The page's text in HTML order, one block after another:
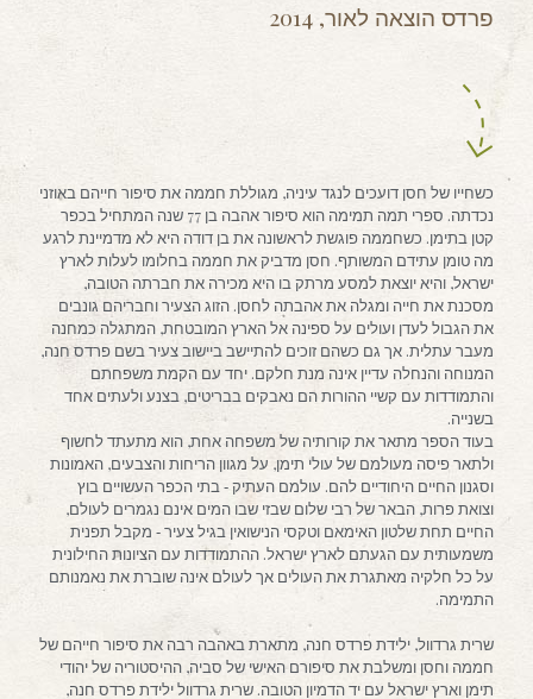
פרדס הוצאה לאור, 2014
כשחייו של חסן דועכים לנגד עיניה, מגוללת חממה את סיפור חייהם באוזני
נכדתה. ספרי תמה תמימה הוא סיפור אהבה בן 77 שנה המתחיל בכפר
קטן בתימן. כשחממה פוגשת לראשונה את בן דודה היא לא מדמיינת לרגע
מה טומן עתידם המשותף. חסן מדביק את חממה בחלומו לעלות לארץ
ישראל, והיא יוצאת למסע מרתק בו היא מכירה את חברתה הטובה,
מסכנת את חייה ומגלה את אהבתה לחסן. הזוג הצעיר וחבריהם גונבים
את הגבול לעדן ועולים על ספינה אל הארץ המובטחת, המתגלה כמחנה
מעבר עתלית. אך גם כשהם זוכים להתיישב ביישוב צעיר בשם פרדס חנה,
המנוחה והנחלה עדיין אינה מנת חלקם. יחד עם הקמת משפחתם
והתמודדות עם קשיי ההורות הם נאבקים בבריטים, בצנע ולעתים אחד
בשנייה.
בעוד הספר מתאר את קורותיה של משפחה אחת, הוא מתעתד לחשוף
ולתאר פיסה מעולמם של עולי תימן, על מגוון הריחות והצבעים, האמונות
וסגנון החיים היחודיים להם. עולמם העתיק ‐ בתי הכפר העשויים בוץ
וצואת פרות, הבאר של רבי שלום שבזי שבו המים אינם נגמרים לעולם,
החיים תחת שלטון האימאם וטקסי הנישואין בגיל צעיר ‐ מקבל תפנית
משמעותית עם הגעתם לארץ ישראל. ההתמודדות עם הציונות החילונית
על כל חלקיה מאתגרת את העולים אך לעולם אינה שוברת את נאמנותם
התמימה.
שרית גרדוול, ילידת פרדס חנה, מתארת באהבה רבה את סיפור חייהם של
חממה וחסן ומשלבת את סיפורם האישי של סביה, ההיסטוריה של יהודי
תימן וארץ ישראל עם יד הדמיון הטובה. שרית גרדוול ילידת פרדס חנה,